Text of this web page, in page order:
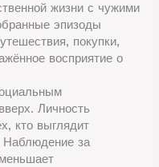
жизни с чужими
эпизоды
покупки,
восприятие о
Личность
кто выглядит
Наблюдение за